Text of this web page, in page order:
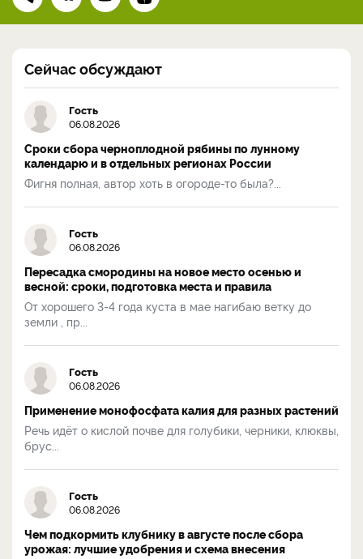
Сейчас обсуждают
Гость
06.08.2026
Сроки сбора черноплодной рябины по лунному
календарю и в отдельных регионах России
Фигня полная, автор хоть в огороде-то была?...
Гость
06.08.2026
Пересадка смородины на новое место осенью и
весной: сроки, подготовка места и правила
От хорошего 3-4 года куста в мае нагибаю ветку до
земли , пр...
Гость
06.08.2026
Применение монофосфата калия для разных растений
Речь идёт о кислой почве для голубики, черники, клюквы,
брус...
Гость
06.08.2026
Чем подкормить клубнику в августе после сбора
урожая: лучшие удобрения и схема внесения